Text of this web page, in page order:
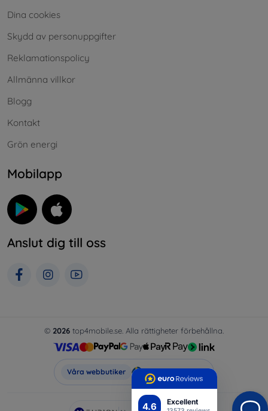
4.6 Excellent
Dina cookies
Skydd av personuppgifter
Reklamationspolicy
Allmänna villkor
Blogg
Kontakt
Grön energi
Mobilapp
Anslut dig till oss
© 2026 top4mobile.se. Alla rättigheter förbehållna.
Våra webbutiker Top4Mobile.se